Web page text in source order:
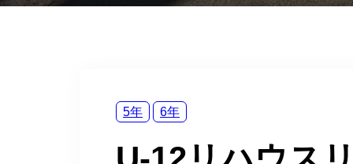
5年 6年